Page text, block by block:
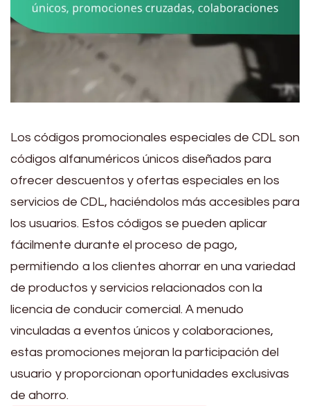
Los códigos promocionales especiales de CDL son
códigos alfanuméricos únicos diseñados para
ofrecer descuentos y ofertas especiales en los
servicios de CDL, haciéndolos más accesibles para
los usuarios. Estos códigos se pueden aplicar
fácilmente durante el proceso de pago,
permitiendo a los clientes ahorrar en una variedad
de productos y servicios relacionados con la
licencia de conducir comercial. A menudo
vinculadas a eventos únicos y colaboraciones,
estas promociones mejoran la participación del
usuario y proporcionan oportunidades exclusivas
de ahorro.